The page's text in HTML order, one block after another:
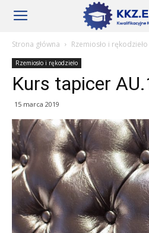
Szkoły
KKZ
Aktualności
Strona główna Rzemiosło i rękodzieło
Rzemiosło i rękodzieło
Kurs tapicer
15 marca 2019